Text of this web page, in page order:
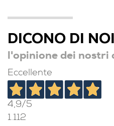
DICONO DI NOI
l'opinione dei nostri
Eccellente
4,9/5
1.112